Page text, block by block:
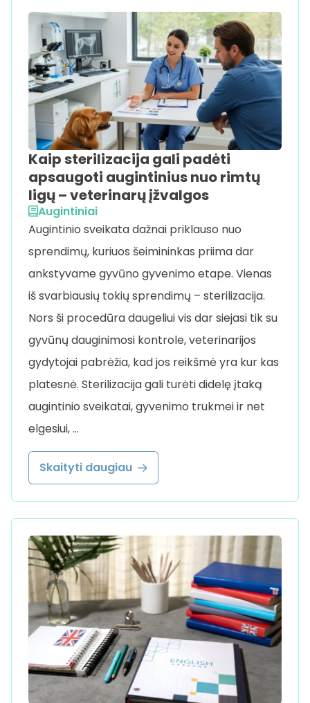
Kaip sterilizacija gali padėti
apsaugoti augintinius nuo rimtų
ligų – veterinarų įžvalgos
Augintiniai
Augintinio sveikata dažnai priklauso nuo
sprendimų, kuriuos šeimininkas priima dar
ankstyvame gyvūno gyvenimo etape. Vienas
iš svarbiausių tokių sprendimų – sterilizacija.
Nors ši procedūra daugeliui vis dar siejasi tik su
gyvūnų dauginimosi kontrole, veterinarijos
gydytojai pabrėžia, kad jos reikšmė yra kur kas
platesnė. Sterilizacija gali turėti didelę įtaką
augintinio sveikatai, gyvenimo trukmei ir net
elgesiui, …
Skaityti daugiau